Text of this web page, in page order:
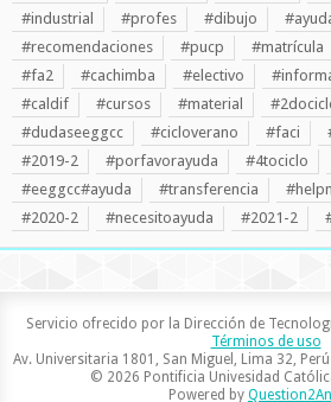
#industrial
#profes #dibujo
#recomendaciones
#pucp #matrícula
#fa2
#cachimba #electivo
#caldif
#cursos #material
#dudaseeggcc
#cicloverano #faci
#2019-2
#porfavorayuda #4tociclo
#eeggcc#ayuda
#transferencia
#2020-2
#necesitoayuda #2021-2
Servicio ofrecido por la Dirección de
Términos de uso
Av. Universitaria 1801, San Miguel, Lima 32,
© 2026 Pontificia Univesidad
Powered by